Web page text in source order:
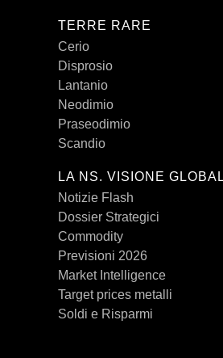
TERRE RARE
Cerio
Disprosio
Lantanio
Neodimio
Praseodimio
Scandio
LA NS. VISIONE
Notizie Flash
Dossier Strategici
Commodity
Previsioni 2026
Market Intelligence
Target prices metalli
Soldi e Risparmi